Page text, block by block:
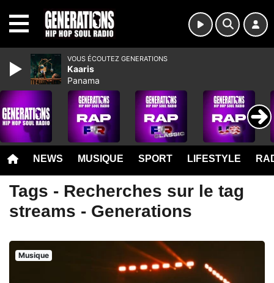
NEWS MUSIQUE SPORT LIFESTYLE
Tags - Recherches sur le tag
streams - Generations
Musique
VOUS ÉCOUTEZ GENERATIONS
Kaaris
Panama